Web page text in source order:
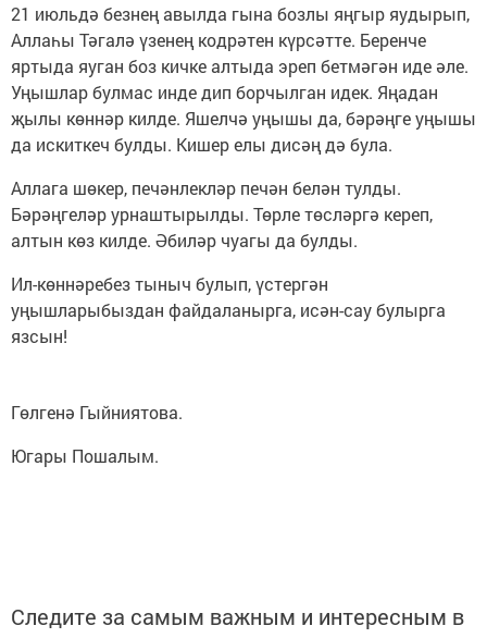
21 июльдә безнең авылда гына бозлы яңгыр яудырып,
Аллаһы Тәгалә үзенең кодрәтен күрсәтте. Беренче
яртыда яуган боз кичке алтыда эреп бетмәгән иде әле.
Уңышлар булмас инде дип борчылган идек. Яңадан
җылы көннәр килде. Яшелчә уңышы да, бәрәңге уңышы
да искиткеч булды. Кишер елы дисәң дә була.
Аллага шөкер, печәнлекләр печән белән тулды.
Бәрәңгеләр урнаштырылды. Төрле төсләргә кереп,
алтын көз килде. Әбиләр чуагы да булды.
Ил-көннәребез тыныч булып, үстергән
уңышларыбыздан файдаланырга, исән-сау булырга
язсын!
Гөлгенә Гыйниятова.
Югары Пошалым.
Следите за самым важным и интересным в